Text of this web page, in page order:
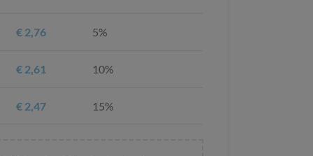
€2,76 5%
€2,61 10%
€2,47 15%